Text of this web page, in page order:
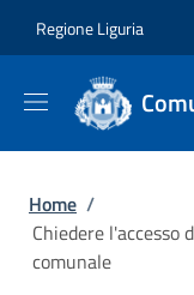
Regione Liguria
Briciole di
Home /
Chiedere l'accesso
comunale